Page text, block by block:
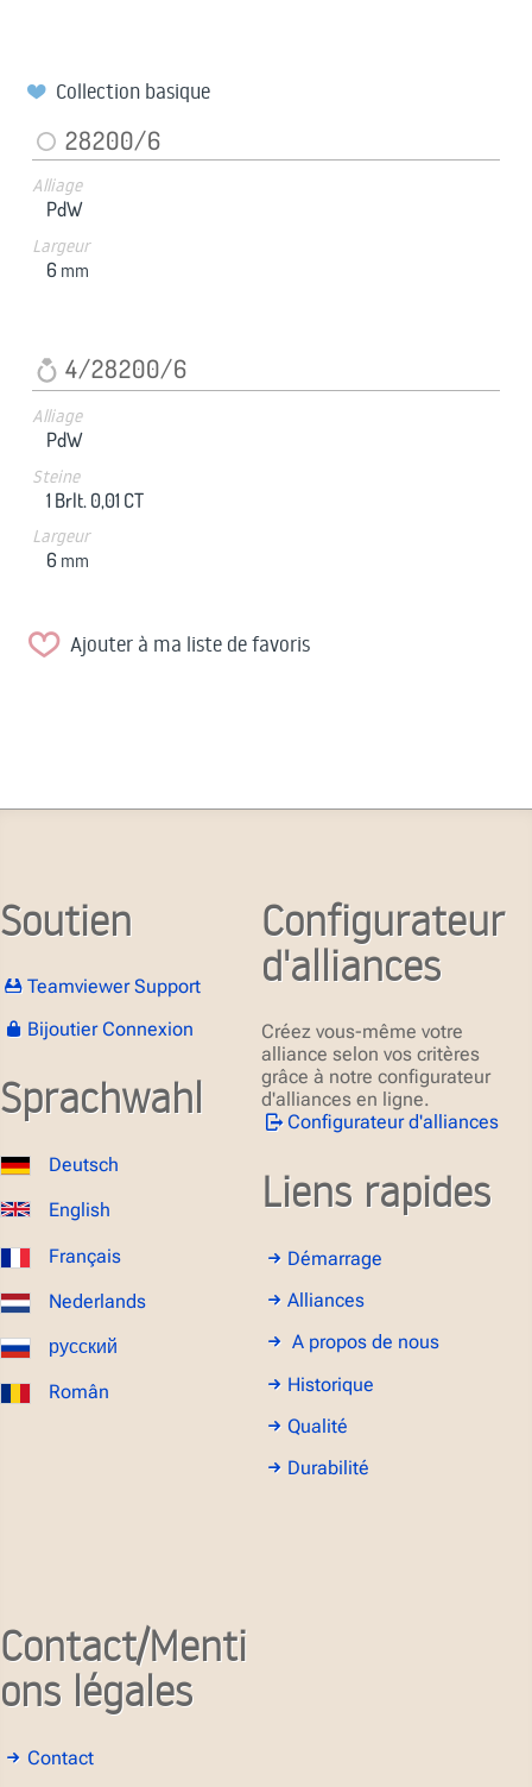
Collection basique
28200/6
Alliage
PdW
Largeur
6 mm
4/28200/6
Alliage
PdW
Steine
1 Brlt. 0,01 CT
Largeur
6 mm
Ajouter à ma liste de favoris
Soutien
Teamviewer Support
Bijoutier Connexion
Sprachwahl
Deutsch
English
Français
Nederlands
русский
Român
Configurateur
d'alliances
Créez vous-même votre
alliance selon vos critères
grâce à notre configurateur
d'alliances en ligne.
Configurateur d'alliances
Liens rapides
Démarrage
Alliances
A propos de nous
Historique
Qualité
Durabilité
Contact/Menti
ons légales
Contact